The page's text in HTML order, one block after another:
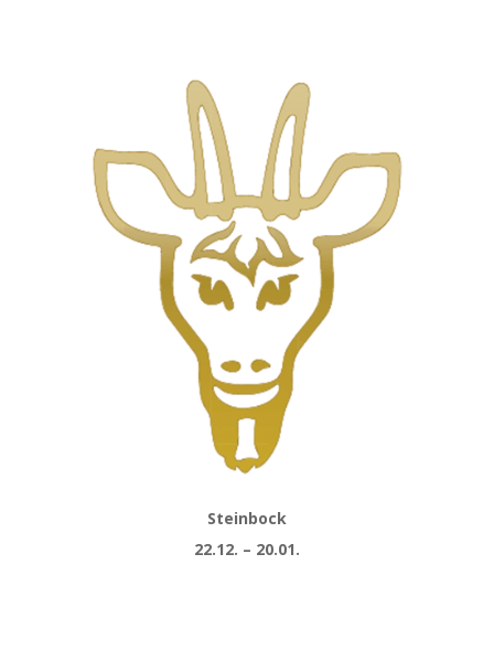
Steinbock
22.12. – 20.01.